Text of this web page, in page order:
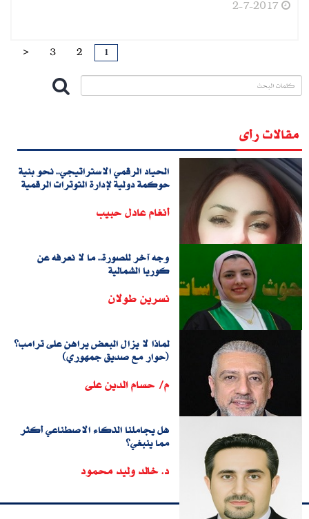
2-7-2017
> 3 2 1
مقالات رأى
الحياد الرقمي الاستراتيجي.. نحو بنية
حوكمة دولية لإدارة التوترات الرقمية
أنغام عادل حبيب
وجه آخر للصورة.. ما لا نعرفه عن
كوريا الشمالية
نسرين طولان
لماذا لا يزال البعض يراهن على ترامب؟
(حوار مع صديق جمهوري)
م/ حسام الدين على
هل يجاملنا الذكاء الاصطناعي أكثر
مما ينبغي؟
د. خالد وليد محمود